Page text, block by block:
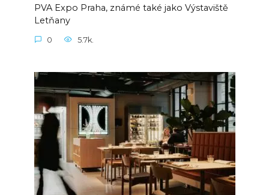
PVA Expo Praha, známé také jako Výstaviště
Letňany
0 5.7k.